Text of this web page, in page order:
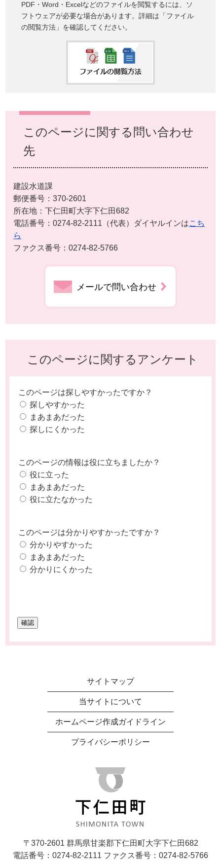
PDF・Word・Excelなどのファイルを閲覧するには、ソ
フトウェアが必要な場合があります。詳細は「ファイル
の閲覧方法」を確認してください。
このページに関する問い合わせ
先
建設水道課
郵便番号：370-2601
所在地：下仁田町大字下仁田682
電話番号：0274-82-2111（代表）ダイヤルインはこち
ら
ファクス番号：0274-82-5766
メールで問い合わせ
このページに関するアンケート
このページは探しやすかったですか？
探しやすかった
まあまあだった
探しにくかった
このページの情報は役に立ちましたか？
役に立った
まあまあだった
役に立たなかった
このページは分かりやすかったですか？
分かりやすかった
まあまあだった
分かりにくかった
サイトマップ
当サイトについて
ホームページ作成ガイドライン
プライバシーポリシー
〒370-2601 群馬県甘楽郡下仁田町大字下仁田682
電話番号：0274-82-2111 ファクス番号：0274-82-5766